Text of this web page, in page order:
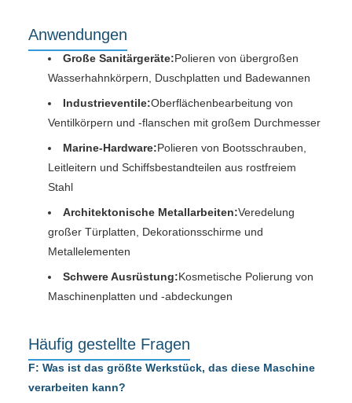
Anwendungen
Große Sanitärgeräte:Polieren von übergroßen
Wasserhahnkörpern, Duschplatten und Badewannen
Industrieventile:Oberflächenbearbeitung von
Ventilkörpern und -flanschen mit großem Durchmesser
Marine-Hardware:Polieren von Bootsschrauben,
Leitleitern und Schiffsbestandteilen aus rostfreiem
Stahl
Architektonische Metallarbeiten:Veredelung
großer Türplatten, Dekorationsschirme und
Metallelementen
Schwere Ausrüstung:Kosmetische Polierung von
Maschinenplatten und -abdeckungen
Häufig gestellte Fragen
F: Was ist das größte Werkstück, das diese Maschine
verarbeiten kann?